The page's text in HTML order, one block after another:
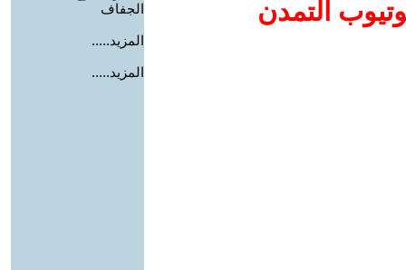
التمدن الجفاف
المزيد.....
المزيد.....